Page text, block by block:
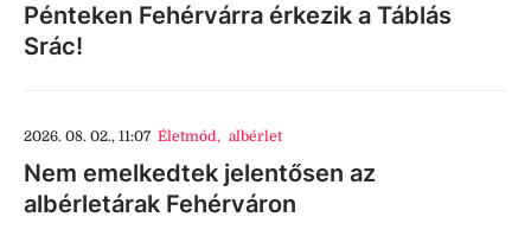
Pénteken Fehérvárra érkezik a Táblás
Srác!
2026. 08. 02., 11:07 Életmód, albérlet
Nem emelkedtek jelentősen az
albérletárak Fehérváron